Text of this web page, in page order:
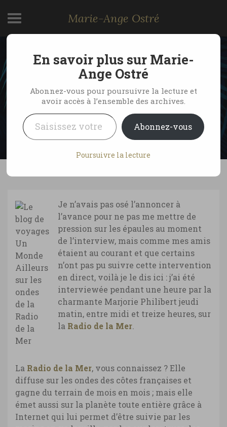
Marie-Ange Ostré
Un Monde Ailleurs sur la
Radio de la Mer !
by Marie-Ange Ostré
31 octobre 2009
13 Comments
Je n’avais pas osé l’annoncer à
l’avance pour ne pas me mettre de
pression sur les épaules au moment
de l’interview, mais comme mes amis
étaient au courant et que certains
n’ont pas pu suivre cette intervention
en direct, voilà je le dis ici : j’ai été
interviewée pendant une heure par la
charmante Marjorie Philibert jeudi
matin, entre midi et treize heures, sur
la Radio de la Mer
La Radio de la Mer, vous connaissez ? Elle
diffuse sur les ondes des côtes françaises et
gagne du terrain de mois en mois ; mais elle
émet aussi sur la planète toute entière grâce à
Internet qui lui permet d’être suivie par les
En savoir plus sur Marie-
Ange Ostré
Abonnez-vous pour poursuivre la lecture et
avoir accès à l’ensemble des archives.
Saisissez votre adresse e-mail…
Abonnez-vous
Poursuivre la lecture